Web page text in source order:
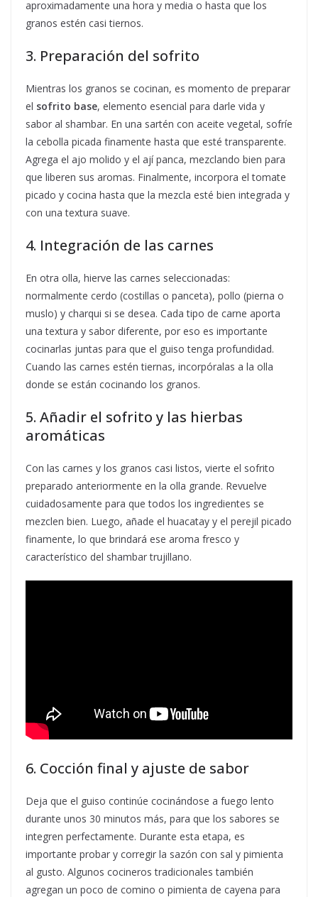
aproximadamente una hora y media o hasta que los
granos estén casi tiernos.
3. Preparación del sofrito
Mientras los granos se cocinan, es momento de preparar
el sofrito base, elemento esencial para darle vida y
sabor al shambar. En una sartén con aceite vegetal, sofríe
la cebolla picada finamente hasta que esté transparente.
Agrega el ajo molido y el ají panca, mezclando bien para
que liberen sus aromas. Finalmente, incorpora el tomate
picado y cocina hasta que la mezcla esté bien integrada y
con una textura suave.
4. Integración de las carnes
En otra olla, hierve las carnes seleccionadas:
normalmente cerdo (costillas o panceta), pollo (pierna o
muslo) y charqui si se desea. Cada tipo de carne aporta
una textura y sabor diferente, por eso es importante
cocinarlas juntas para que el guiso tenga profundidad.
Cuando las carnes estén tiernas, incorpóralas a la olla
donde se están cocinando los granos.
5. Añadir el sofrito y las hierbas
aromáticas
Con las carnes y los granos casi listos, vierte el sofrito
preparado anteriormente en la olla grande. Revuelve
cuidadosamente para que todos los ingredientes se
mezclen bien. Luego, añade el huacatay y el perejil picado
finamente, lo que brindará ese aroma fresco y
característico del shambar trujillano.
6. Cocción final y ajuste de sabor
Deja que el guiso continúe cocinándose a fuego lento
durante unos 30 minutos más, para que los sabores se
integren perfectamente. Durante esta etapa, es
importante probar y corregir la sazón con sal y pimienta
al gusto. Algunos cocineros tradicionales también
agregan un poco de comino o pimienta de cayena para